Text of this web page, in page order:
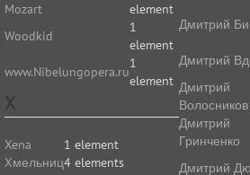
Mozart
element
Woodkid
1
element
www.Nibelungopera.ru
1
element
X
Xena
1 element
Xмельниц4 elements
Дмитрий
Дмитрий
Дмитрий
Волосников
Дмитрий
Гринченко
Дмитрий